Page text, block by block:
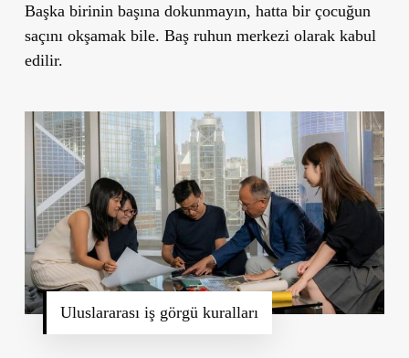
Başka birinin başına dokunmayın, hatta bir çocuğun
saçını okşamak bile. Baş ruhun merkezi olarak kabul
edilir.
Uluslararası iş görgü kuralları